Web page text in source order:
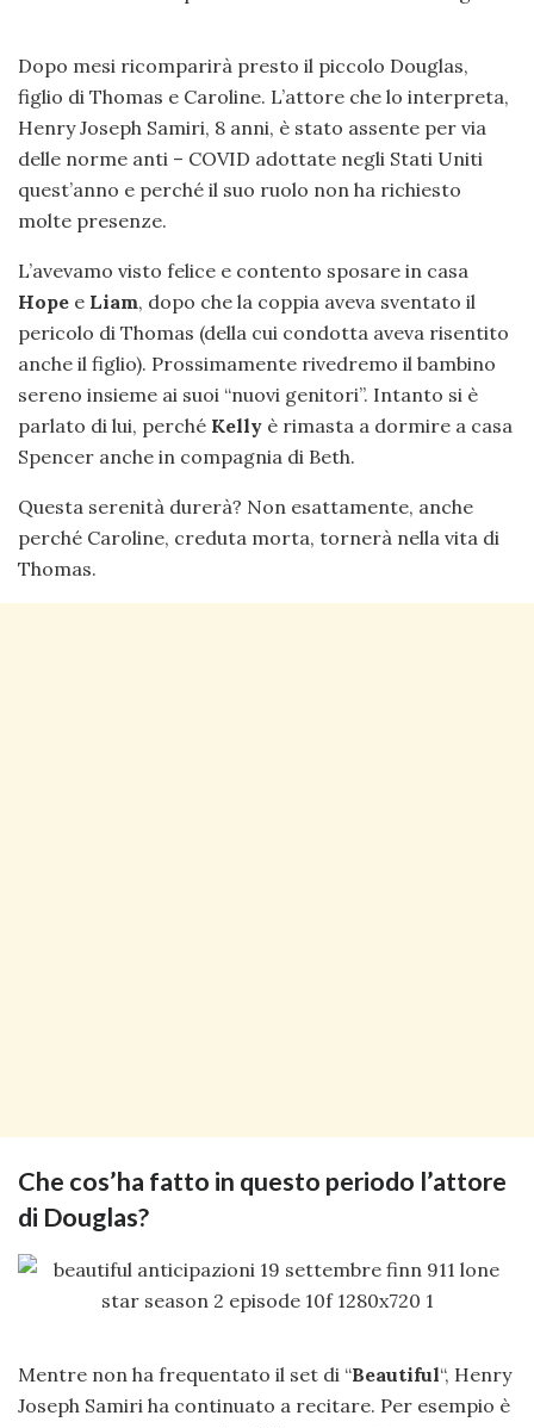
Dopo mesi ricomparirà presto il piccolo Douglas,
figlio di Thomas e Caroline. L’attore che lo interpreta,
Henry Joseph Samiri, 8 anni, è stato assente per via
delle norme anti – COVID adottate negli Stati Uniti
quest’anno e perché il suo ruolo non ha richiesto
molte presenze.
L’avevamo visto felice e contento sposare in casa
Hope e Liam, dopo che la coppia aveva sventato il
pericolo di Thomas (della cui condotta aveva risentito
anche il figlio). Prossimamente rivedremo il bambino
sereno insieme ai suoi “nuovi genitori”. Intanto si è
parlato di lui, perché Kelly è rimasta a dormire a casa
Spencer anche in compagnia di Beth.
Questa serenità durerà? Non esattamente, anche
perché Caroline, creduta morta, tornerà nella vita di
Thomas.
Che cos’ha fatto in questo periodo l’attore
di Douglas?
Mentre non ha frequentato il set di “Beautiful“, Henry
Joseph Samiri ha continuato a recitare. Per esempio è